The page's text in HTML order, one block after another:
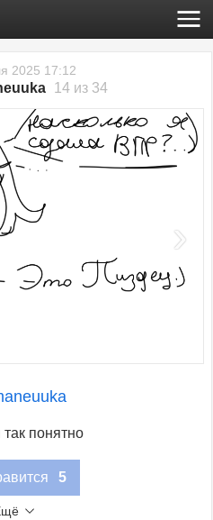
2025 17:12
14 из 34
›
понятно
5